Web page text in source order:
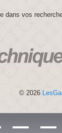
dans vos
© 2026